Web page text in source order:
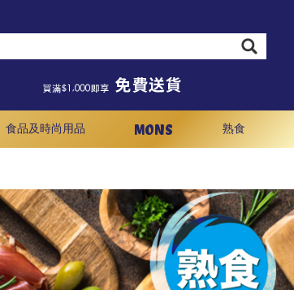
食品及時尚用品 MONS 熟食